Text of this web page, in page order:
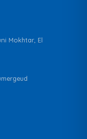
Mokhtar, El